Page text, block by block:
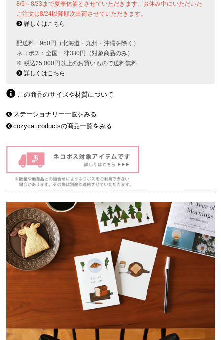
8/5～8/23まで夏季休業とさせていただきます。お休み中にいただいた
ご注文は8/24以降順次出荷させていただきます。
詳しくはこちら
配送料：950円（北海道・九州・沖縄を除く）
ネコポス：全国一律380円（対象商品のみ）
※ 税込25,000円以上のお買いもので送料無料
詳しくはこちら
この商品のサイズや材質について
ステーショナリー一覧をみる
cozyca productsの商品一覧をみる